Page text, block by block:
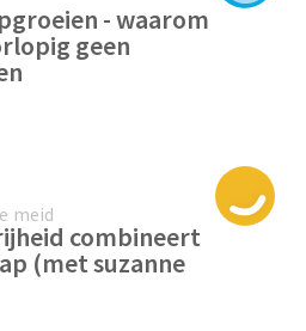
- waarom
geen
meid
combineert
(met suzanne